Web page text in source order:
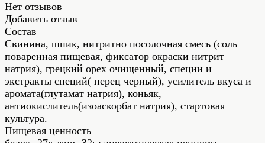
Нет отзывов
Добавить отзыв
Состав
Свинина, шпик, нитритно посолочная смесь (соль
поваренная пищевая, фиксатор окраски нитрит
натрия), грецкий орех очищенный, специи и
экстракты специй( перец черный), усилитель вкуса и
аромата(глутамат натрия), коньяк,
антиокислитель(изоаскорбат натрия), стартовая
культура.
Пищевая ценность